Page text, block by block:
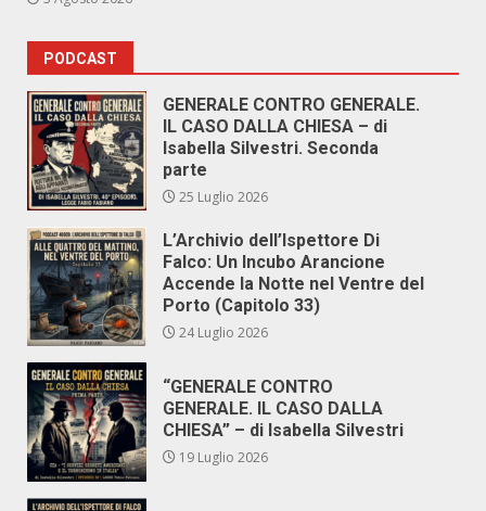
PODCAST
GENERALE CONTRO GENERALE.
IL CASO DALLA CHIESA – di
Isabella Silvestri. Seconda
parte
25 Luglio 2026
L’Archivio dell’Ispettore Di
Falco: Un Incubo Arancione
Accende la Notte nel Ventre del
Porto (Capitolo 33)
24 Luglio 2026
“GENERALE CONTRO
GENERALE. IL CASO DALLA
CHIESA” – di Isabella Silvestri
19 Luglio 2026